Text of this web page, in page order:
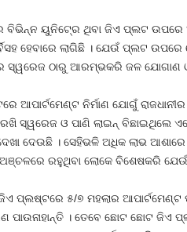
ବିଭିନ୍ନ ୟୁନିଟ୍‍ରେ ଥିବା ଜିଏ ପ୍ଲଟ
ହେବାରେ ଲାଗିଛି । ଯେଉଁ ପ୍ଲଟ
ସ୍ୱରେଜ ଠାରୁ ଆରମ୍ଭକରି ଜଳ ଯୋଗାଣ ଓ
ଆପାର୍ଟମେଣ୍ଟ ନିର୍ମାଣ ଯୋଗୁଁ
ସ୍ୱରେଜ ଓ ପାଣି ଲାଇନ୍‍ ବିଛାଇଥିଲେ
ଦେଉଛି । ସେହିଭଳି ଅଧିକ ଲାଭ
ରହୁଥିବା ଲୋକେ ବିଶେଷକରି
ପ୍ଲଷ୍ଟରେ ୫/୭ ମହଲାର
ପାଉନାହାନ୍ତି । ତେବେ ଛୋଟ ଛୋଟ